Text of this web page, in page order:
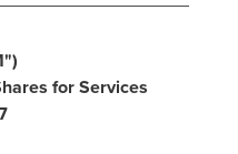
")
for Services